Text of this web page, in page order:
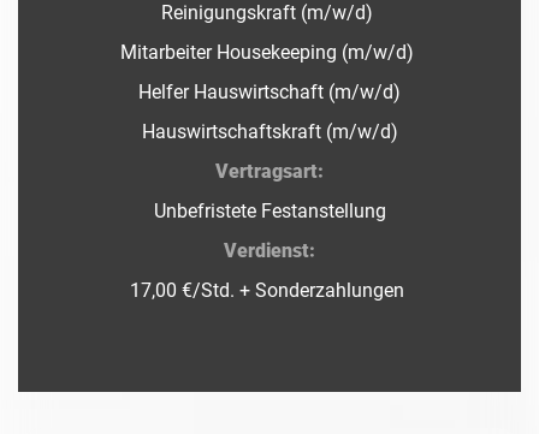
Reinigungskraft (m/w/d)
Mitarbeiter Housekeeping (m/w/d)
Helfer Hauswirtschaft (m/w/d)
Hauswirtschaftskraft (m/w/d)
Vertragsart:
Unbefristete Festanstellung
Verdienst:
17,00 €/Std. + Sonderzahlungen